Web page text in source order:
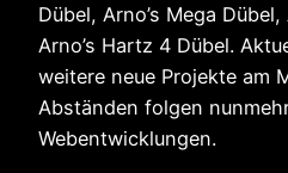
Dübel, Arno’s Mega
Arno’s Hartz 4 Dübel.
weitere neue Projekte am
Abständen folgen
Webentwicklungen.